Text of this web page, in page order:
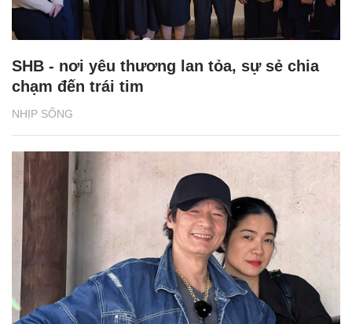
NHỊP SỐNG
SHB - nơi yêu thương lan tỏa, sự sẻ chia
chạm đến trái tim